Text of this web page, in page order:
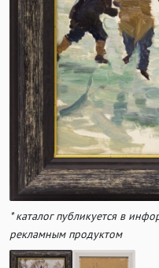
* каталог публикуется в
рекламным продуктом